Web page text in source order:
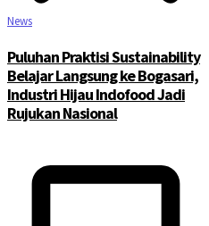
News
Puluhan Praktisi Sustainability
Belajar Langsung ke Bogasari,
Industri Hijau Indofood Jadi
Rujukan Nasional